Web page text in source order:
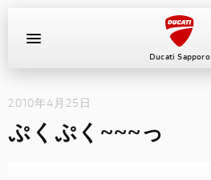
Ducati Sapporo
イベント
2010年4月25日
ぷくぷく~~~っ